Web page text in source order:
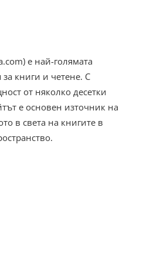
е най-голямата
книги и четене. С
от няколко десетки
е основен източник на
в света на книгите в